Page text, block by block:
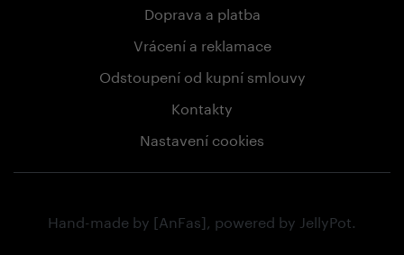
Doprava a platba
Vrácení a reklamace
Odstoupení od kupní smlouvy
Kontakty
Nastavení cookies
Hand-made by [AnFas], powered by JellyPot.